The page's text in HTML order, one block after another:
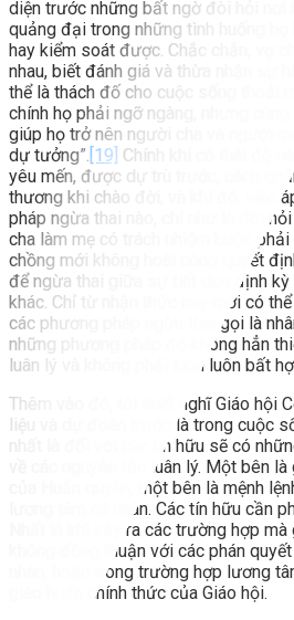
diện trước những bất ngờ đòi hỏi nơi
quảng đại trong những tình huống họ
hay kiểm soát được. Chắc chắn, vợ
nhau, biết đánh giá và thừa nhận sự
thể là thách đố cho cuộc sống thoải
chính họ phải ngỡ ngàng, nhưng
giúp họ trở nên người cha và người
dự tưởng”. [19] Chính khi có thái độ
yêu mến, được dự trù trước, cách
thương khi chào đời, và khi đó, việc
pháp ngừa thai nào, chỉ như là đòi
cha làm mẹ có trách nhiệm buộc
chồng mới không hoài công quyết
để ngừa thai giữa sự tiết dục định kỳ
khác. Chỉ từ nhận thức này mới có
các phương pháp ngừa thai gọi là
những phương pháp đó không hẳn
luân lý và không phải luôn luôn bất
Thêm vào đó, tôi thiết nghĩ Giáo hội
liệu và dự đoán trước là trong cuộc
nhất là đối với các tín hữu sẽ có
về các nguyên tắc luân lý. Một bên
của Huấn quyền, một bên là mệnh
lương tâm cá nhân. Các tín hữu cần
Nhất là khi xảy ra các trường hợp
không đồng thuận với các phán
nhân, hoặc trong trường hợp lương
giáo huấn chính thức của Giáo hội.